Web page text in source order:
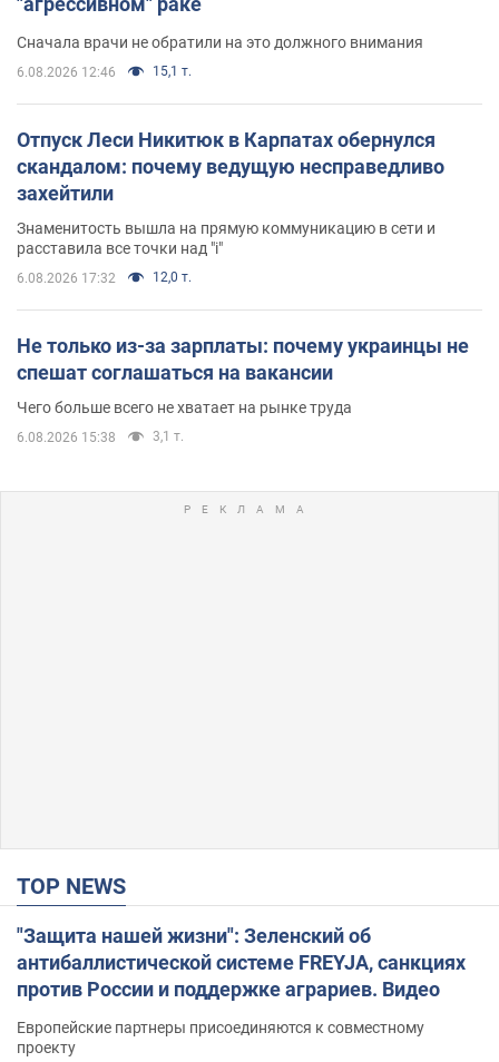
Сначала врачи не обратили на это должного внимания
6.08.2026 12:46 15,1 т.
Отпуск Леси Никитюк в Карпатах обернулся
скандалом: почему ведущую несправедливо
захейтили
Знаменитость вышла на прямую коммуникацию в сети и
расставила все точки над "i"
6.08.2026 17:32 12,0 т.
Не только из-за зарплаты: почему украинцы не
спешат соглашаться на вакансии
Чего больше всего не хватает на рынке труда
6.08.2026 15:38 3,1 т.
TOP NEWS
"Защита нашей жизни": Зеленский об
антибаллистической системе FREYJA, санкциях
против России и поддержке аграриев. Видео
Европейские партнеры присоединяются к совместному
проекту